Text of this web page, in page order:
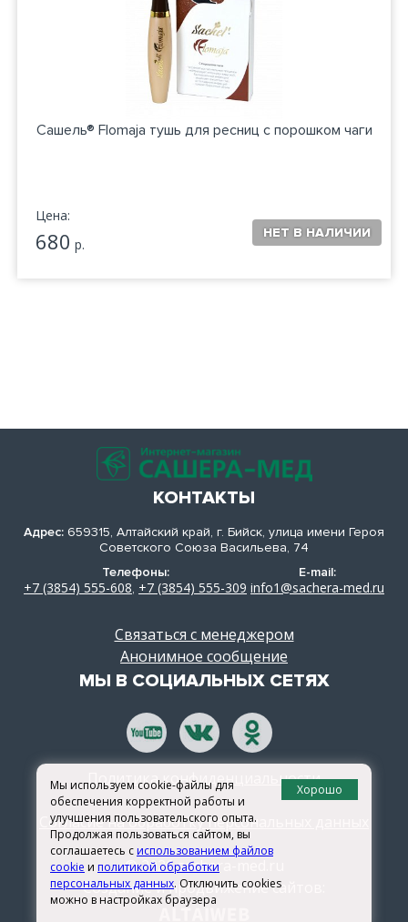
Сашель® Flomaja тушь для ресниц с порошком чаги
Цена:
680 р.
КОНТАКТЫ
Адрес: 659315, Алтайский край, г. Бийск, улица имени Героя
Советского Союза Васильева, 74
Телефоны:
+7 (3854) 555-608, +7 (3854) 555-309
E-mail:
info1@sachera-med.ru
Связаться с менеджером
Анонимное сообщение
МЫ В СОЦИАЛЬНЫХ СЕТЯХ
Политика конфиденциальности
Согласие на обработку персональных данных
© 2026 sachera-med.ru
Создание и продвижение сайтов:
Мы используем cookie-файлы для
обеспечения корректной работы и
улучшения пользовательского опыта.
Продолжая пользоваться сайтом, вы
соглашаетесь с использованием файлов
cookie и политикой обработки
персональных данных. Отключить cookies
можно в настройках браузера
Хорошо